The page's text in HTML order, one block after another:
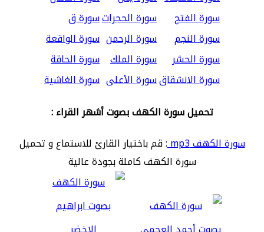
سورة الفتح
سورة الحجراتسورة ق
سورة النجم
سورة الرحمن سورة الواقعة
سورة الحشر
سورة الملك سورة الحاقة
سورة الانشقاقسورة الأعلى سورة الغاشية
تحميل سورة الكهف بصوت أشهر القراء :
سورة الكهف mp3
: قم باختيار القارئ للاستماع و تحميل
سورة الكهف كاملة بجودة عالية